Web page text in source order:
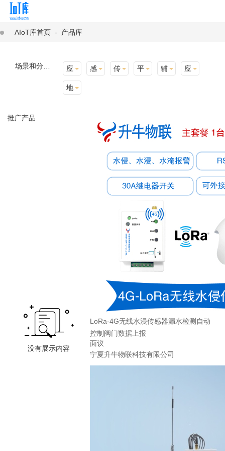
AIoT库首页 - 产品库
应用场景 感知层 传输层 平台层 辅助产品与材料 应用终端
地址选择
推广产品
LoRa-4G无线水浸传感器漏水检测自动
控制阀门数据上报
面议
宁夏升牛物联科技有限公司